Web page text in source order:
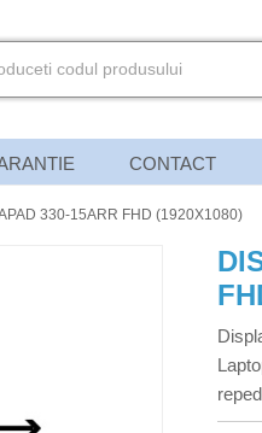
CONTACT
330-15ARR FHD (1920X1080)